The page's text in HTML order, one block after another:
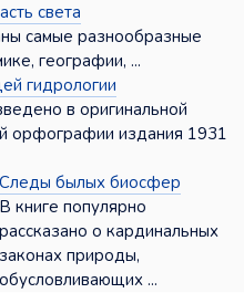
света
самые разнообразные
географии, ...
гидрологии
в оригинальной
орфографии издания 1931
Следы былых биосфер
В книге популярно
рассказано о кардинальных
законах природы,
обусловливающих ...